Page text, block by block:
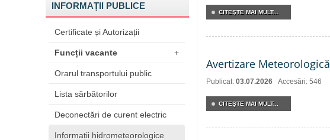
INFORMAȚII PUBLICE
Certificate și Autorizații
Funcții vacante +
Orarul transportului public
Lista sărbătorilor
Deconectări de curent electric
Informații hidrometeorologice
CITEŞTE MAI MULT...
Avertizare Meteorologică
Publicat: 03.07.2026 Accesări: 546
CITEŞTE MAI MULT...